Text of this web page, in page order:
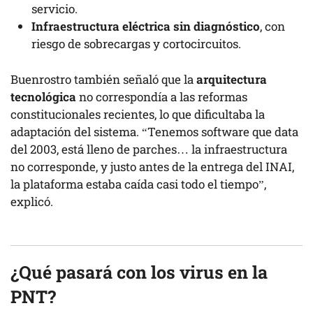
servicio.
Infraestructura eléctrica sin diagnóstico, con
riesgo de sobrecargas y cortocircuitos.
Buenrostro también señaló que la arquitectura
tecnológicano correspondía a las reformas
constitucionales recientes, lo que dificultaba la
adaptación del sistema. “Tenemos software que data
del 2003, está lleno de parches… la infraestructura
no corresponde, y justo antes de la entrega del INAI,
la plataforma estaba caída casi todo el tiempo”,
explicó.
¿Qué pasará con los virus en la
PNT?